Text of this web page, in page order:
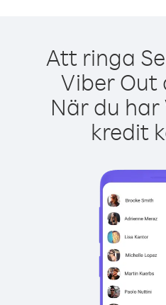
Att ringa
Viber Out
När du
kredit